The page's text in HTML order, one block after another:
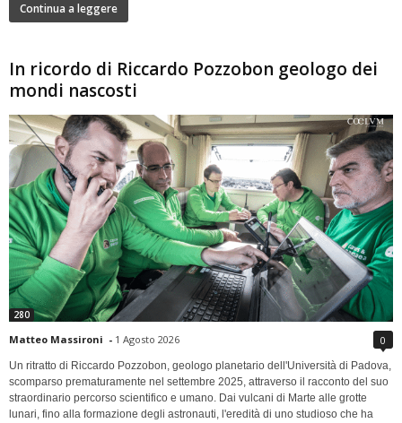
Continua a leggere
In ricordo di Riccardo Pozzobon geologo dei
mondi nascosti
280
Matteo Massironi - 1 Agosto 2026 0
Un ritratto di Riccardo Pozzobon, geologo planetario dell'Università di Padova,
scomparso prematuramente nel settembre 2025, attraverso il racconto del suo
straordinario percorso scientifico e umano. Dai vulcani di Marte alle grotte
lunari, fino alla formazione degli astronauti, l'eredità di uno studioso che ha